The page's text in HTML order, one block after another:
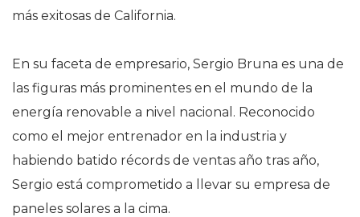
más exitosas de California.
En su faceta de empresario, Sergio Bruna es una de
las figuras más prominentes en el mundo de la
energía renovable a nivel nacional. Reconocido
como el mejor entrenador en la industria y
habiendo batido récords de ventas año tras año,
Sergio está comprometido a llevar su empresa de
paneles solares a la cima.